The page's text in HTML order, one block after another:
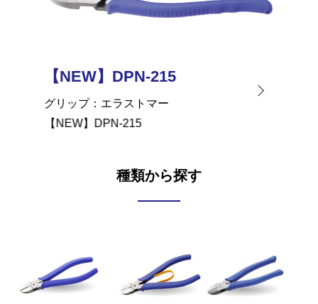
【NEW】DPN-215
グリップ
エラストマー
【NEW】DPN-215
種類から探す